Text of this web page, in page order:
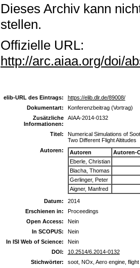
Dieses Archiv kann
stellen.
Offizielle URL:
http://arc.aiaa.org/doi/
elib-URL des Eintrags:
https://elib.dlr.de/89008/
Dokumentart:
Konferenzbeitrag (Vortrag)
Zusätzliche
Informationen:
AIAA-2014-0132
Titel:
Numerical Simulations of
Two Different Flight Altitudes
Autoren:
Autoren
Autoren-
Eberle, Christian
Blacha, Thomas
Gerlinger, Peter
Aigner, Manfred
Datum:
2014
Erschienen in:
Proceedings
Open Access:
Nein
In SCOPUS:
Nein
In ISI Web of Science:
Nein
DOI:
10.2514/6.2014-0132
Stichwörter:
soot, NOx, Aero engine,